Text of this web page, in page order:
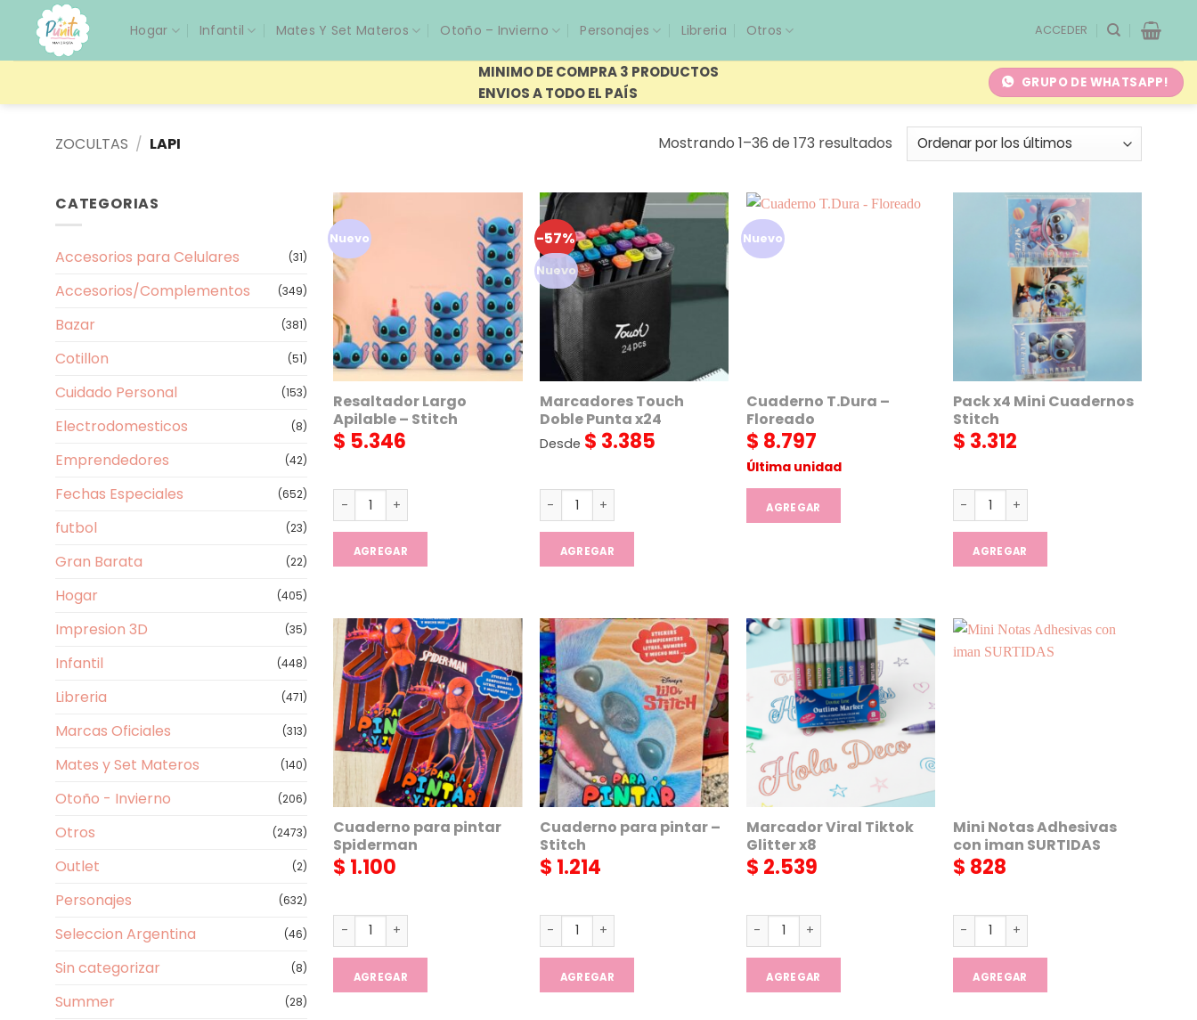
contenido
Hogar Infantil Mates Y Set Materos Otoño – Invierno Personajes Libreria Otros ACCEDER
MINIMO DE COMPRA 3 PRODUCTOS
ENVIOS A TODO EL PAÍS
GRUPO DE WHATSAPP!
ZOCULTAS / LAPI Mostrando 1–36 de 173 resultadosOrdenado
por
últimos
CATEGORIAS
Accesorios para Celulares (31)
Accesorios/Complementos (349)
Bazar (381)
Cotillon (51)
Cuidado Personal (153)
Electrodomesticos (8)
Emprendedores (42)
Fechas Especiales (652)
futbol (23)
Gran Barata (22)
Hogar (405)
Impresion 3D (35)
Infantil (448)
Libreria (471)
Marcas Oficiales (313)
Mates y Set Materos (140)
Otoño - Invierno (206)
Otros (2473)
Outlet (2)
Personajes (632)
Seleccion Argentina (46)
Sin categorizar (8)
Summer (28)
Nuevo
Resaltador Largo
Apilable – Stitch
$ 5.346
Resaltador Largo Apilable - Stitch cantidad
AGREGAR
-57%
Nuevo
Marcadores Touch
Doble Punta x24
Desde $ 3.385
Marcadores Touch Doble Punta x24 cantidad
AGREGAR
Nuevo
Cuaderno T.Dura –
Floreado
$ 8.797
Última unidad
AGREGAR
Pack x4 Mini Cuadernos
Stitch
$ 3.312
Pack x4 Mini Cuadernos Stitch
AGREGAR
Cuaderno para pintar
Spiderman
$ 1.100
Cuaderno para pintar Spiderman cantidad
AGREGAR
Cuaderno para pintar –
Stitch
$ 1.214
Cuaderno para pintar - Stitch cantidad
AGREGAR
Marcador Viral Tiktok
Glitter x8
$ 2.539
Marcador Viral Tiktok Glitter x8 cantidad
AGREGAR
Mini Notas Adhesivas
con iman SURTIDAS
$ 828
Mini Notas Adhesivas con iman
AGREGAR